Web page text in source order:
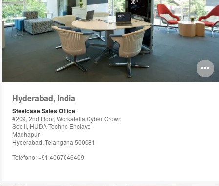
Hyderabad, India
Steelcase Sales Office
#209, 2nd Floor, Workafella Cyber Crown
Sec II, HUDA Techno Enclave
Madhapur
Hyderabad, Telangana 500081
Teléfono: +91 4067046409